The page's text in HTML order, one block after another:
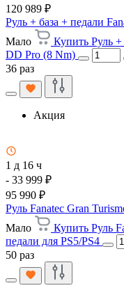
120 989 ₽
Руль + база + педали
Мало
Купить Руль +
DD Pro (8 Nm)
36 раз
Акция
1 д 16 ч
- 33 999 ₽
95 990 ₽
Руль Fanatec Gran
Мало
Купить Руль
педали для PS5/PS4
50 раз